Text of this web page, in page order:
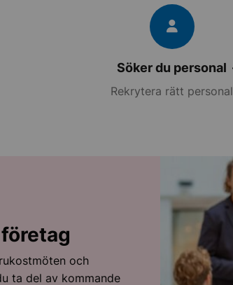
Söker du personal
Rekrytera rätt personal
och
ta del av kommande